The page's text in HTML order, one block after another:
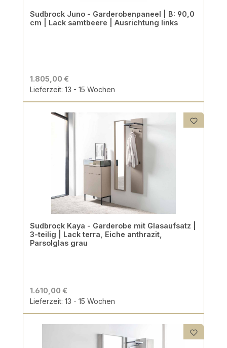
Sudbrock Juno - Garderobenpaneel | B: 90,0
cm | Lack samtbeere | Ausrichtung links
1.805,00 €
Lieferzeit: 13 - 15 Wochen
Sudbrock Kaya - Garderobe mit Glasaufsatz |
3-teilig | Lack terra, Eiche anthrazit,
Parsolglas grau
1.610,00 €
Lieferzeit: 13 - 15 Wochen